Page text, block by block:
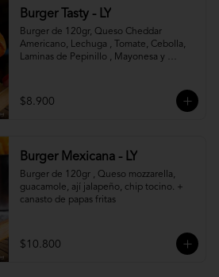
Burger Tasty - LY
Burger de 120gr, Queso Cheddar
Americano, Lechuga , Tomate, Cebolla,
Laminas de Pepinillo , Mayonesa y
$8.900
Burger Mexicana - LY
Burger de 120gr , Queso mozzarella,
guacamole, ají jalapeño, chip tocino. +
canasto de papas fritas
$10.800